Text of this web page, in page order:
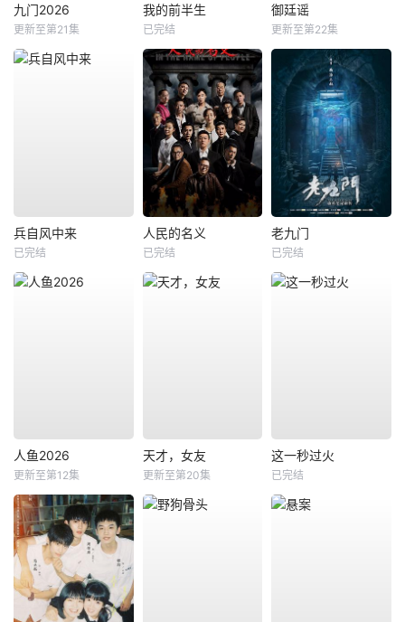
九门2026
更新至第21集
我的前半生
已完结
御廷谣
更新至第22集
兵自风中来
已完结
人民的名义
已完结
老九门
已完结
人鱼2026
更新至第12集
天才，女友
更新至第20集
这一秒过火
已完结